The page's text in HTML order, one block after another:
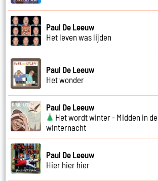
Paul De Leeuw
Het leven was lijden
Paul De Leeuw
Het wonder
Paul De Leeuw
Het wordt winter - Midden in de
winternacht
Paul De Leeuw
Hier hier hier